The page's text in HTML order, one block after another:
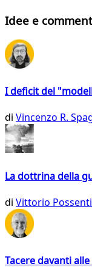
Idee e
I deficit del
di Vincenzo R.
La dottrina della
di Vittorio Possenti
Tacere davanti